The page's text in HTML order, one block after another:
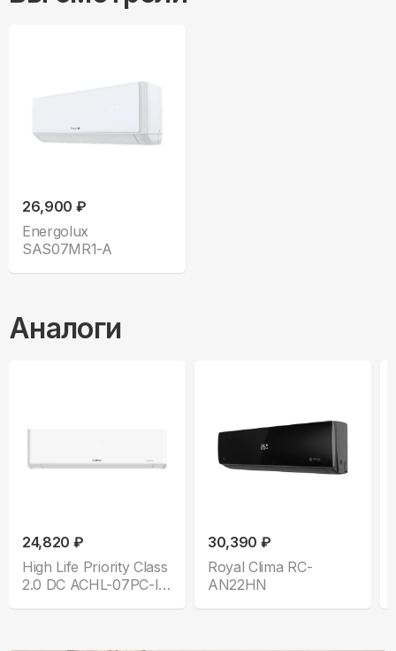
26,900 ₽
Energolux
SAS07MR1-A
Аналоги
24,820 ₽
High Life Priority Class
2.0 DC ACHL-07PС-I-
30,390 ₽
Royal Clima RC-
AN22HN